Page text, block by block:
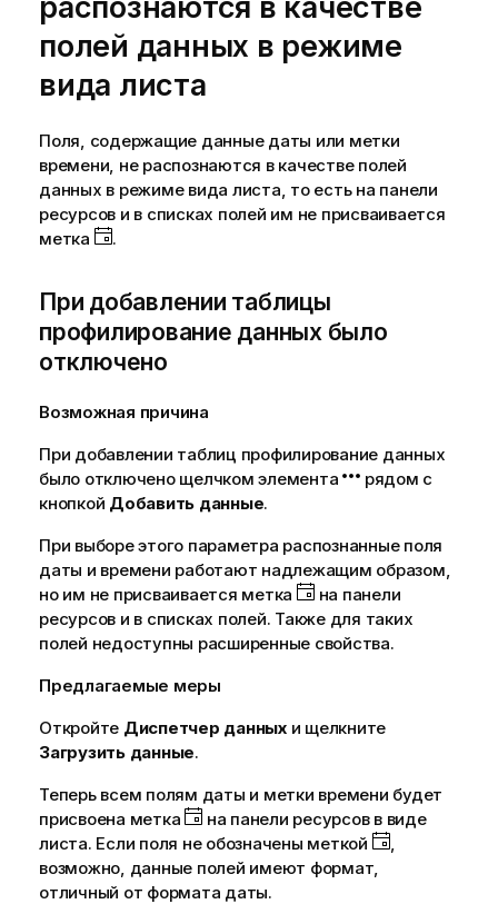
полей данных в режиме
вида листа
Поля, содержащие данные даты или метки
времени, не распознаются в качестве полей
данных в режиме вида листа, то есть на панели
ресурсов и в списках полей им не присваивается
метка
.
При добавлении таблицы
профилирование данных было
отключено
Возможная причина
При добавлении таблиц профилирование данных
было отключено щелчком элемента
рядом с
кнопкой Добавить данные.
При выборе этого параметра распознанные поля
даты и времени работают надлежащим образом,
но им не присваивается метка
на панели
ресурсов и в списках полей. Также для таких
полей недоступны расширенные свойства.
Предлагаемые меры
Откройте Диспетчер данныхи щелкните
Загрузить данные.
Теперь всем полям даты и метки времени будет
присвоена метка
на панели ресурсов в виде
листа. Если поля не обозначены меткой
,
возможно, данные полей имеют формат,
отличный от формата даты.